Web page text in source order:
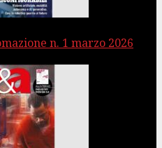
n. 1 marzo 2026